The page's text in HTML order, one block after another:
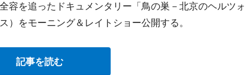
容を追ったドキュメンタリー「鳥の巣－北京のヘルツォ
をモーニング＆レイトショー公開する。
記事を読む